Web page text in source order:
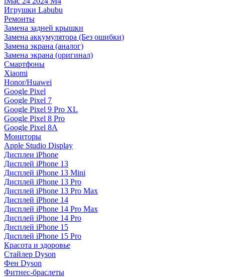
Игрушки Labubu
Ремонты
Замена задней крышки
Замена аккумулятора (Без ошибки)
Замена экрана (аналог)
Замена экрана (оригинал)
Смартфоны
Xiaomi
Honor/Huawei
Google Pixel
Google Pixel 7
Google Pixel 9 Pro XL
Google Pixel 8 Pro
Google Pixel 8A
Мониторы
Apple Studio Display
Дисплеи iPhone
Дисплей iPhone 13
Дисплей iPhone 13 Mini
Дисплей iPhone 13 Pro
Дисплей iPhone 13 Pro Max
Дисплей iPhone 14
Дисплей iPhone 14 Pro Max
Дисплей iPhone 14 Pro
Дисплей iPhone 15
Дисплей iPhone 15 Pro
Красота и здоровье
Стайлер Dyson
Фен Dyson
Фитнес-браслеты